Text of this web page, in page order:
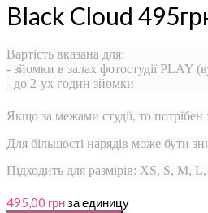
Black Cloud
Вартість вказана для:
- зйомки в залах фотостудії PLAY
- до 2-ух годин зйомки
Якщо за межами студії, то
Для більшості нарядів може бути
Підходить для размірів: XS, S, M,
495,00 грнза единицу